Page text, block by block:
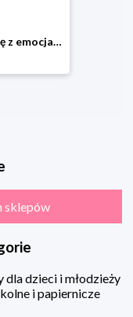
Dogadaj się z emocjami. Przewodnik po uczuciach: jak lepiej je rozpoznawać i nauczyć się je regulować Znak koncept
sklepów
dla dzieci i młodzieży
i papiernicze